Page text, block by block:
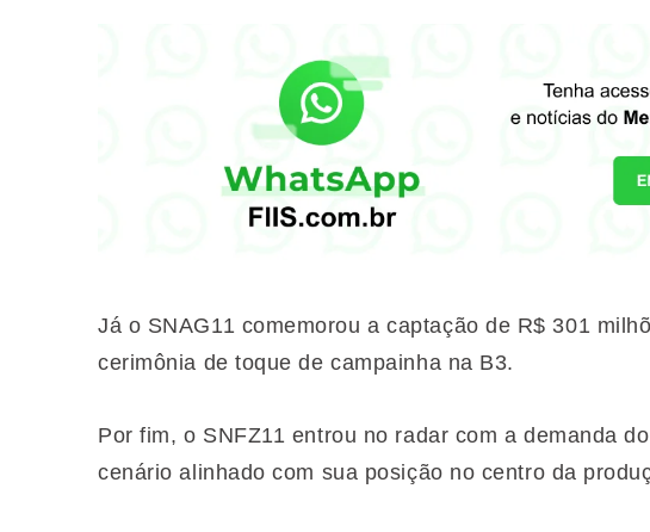
Já o SNAG11 comemorou a captação de R$ 301
cerimônia de toque de campainha na B3.
Por fim, o SNFZ11 entrou no radar com a demanda
cenário alinhado com sua posição no centro da